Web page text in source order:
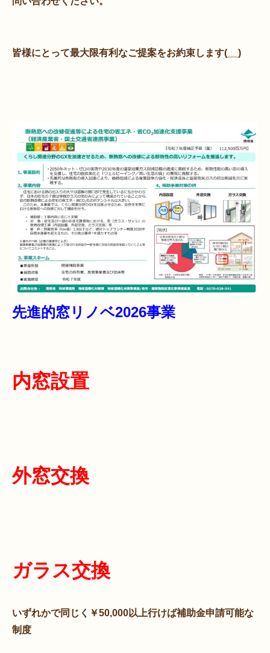
皆様にとって最大限有利なご提案をお約束します(__)
先進的窓リノベ2026事業
内窓設置
外窓交換
ガラス交換
いずれかで同じく￥50,000以上行けば補助金申請可能な
制度